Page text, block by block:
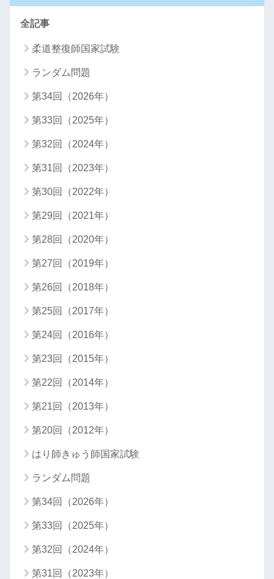
全記事
柔道整復師国家試験
ランダム問題
第34回（2026年）
第33回（2025年）
第32回（2024年）
第31回（2023年）
第30回（2022年）
第29回（2021年）
第28回（2020年）
第27回（2019年）
第26回（2018年）
第25回（2017年）
第24回（2016年）
第23回（2015年）
第22回（2014年）
第21回（2013年）
第20回（2012年）
はり師きゅう師国家試験
ランダム問題
第34回（2026年）
第33回（2025年）
第32回（2024年）
第31回（2023年）